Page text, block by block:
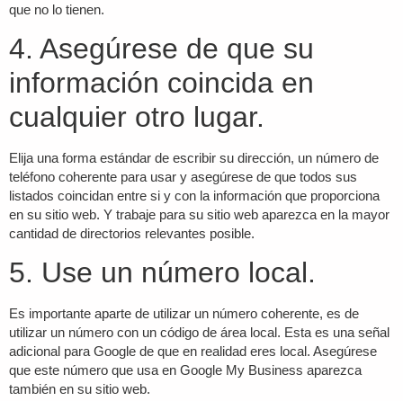
que no lo tienen.
4. Asegúrese de que su
información coincida en
cualquier otro lugar.
Elija una forma estándar de escribir su dirección, un número de
teléfono coherente para usar y asegúrese de que todos sus
listados coincidan entre si y con la información que proporciona
en su sitio web. Y trabaje para su sitio web aparezca en la mayor
cantidad de directorios relevantes posible.
5. Use un número local.
Es importante aparte de utilizar un número coherente, es de
utilizar un número con un código de área local. Esta es una señal
adicional para Google de que en realidad eres local. Asegúrese
que este número que usa en Google My Business aparezca
también en su sitio web.